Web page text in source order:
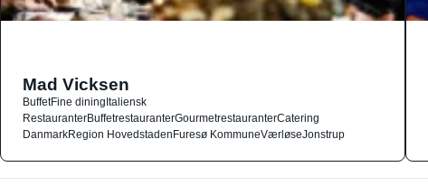
Mad Vicksen
BuffetFine diningItaliensk
RestauranterBuffetrestauranterGourmetrestauranterCatering
DanmarkRegion HovedstadenFuresø KommuneVærløseJonstrup